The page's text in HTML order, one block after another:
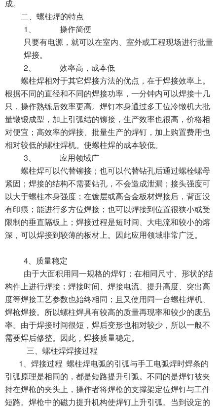
成。
二、螺柱焊的特点
1、
操作简便
只要有电源，就可以在室内、室外或工程现场进行批量
焊接。
2、
效率高，成本低
螺柱焊相对于其它焊接方法的优点，在于焊接效率上。
根据不同的直径和不同的焊接功率，一分钟内可以焊接十几
只，操作熟练后效率更高。焊钉本身通过多工位冷镦机大批
量镦锻成型，加上引弧结的铆接，生产效率也很高，价格相
对便宜；高效率的焊接、批量生产的焊钉，加上购置费用也
相对较低的螺柱焊机。使螺柱焊的成本较低。
3、
应用领域广
螺柱焊可以代替铆接；也可以代替钻孔后通过螺栓螺母
紧固；焊接的结构不需要钻孔，不会造成泄漏；接头强度可
以大于螺柱本身强度；在镀层或高合金板材焊接后，背面没
有印痕；能进行多方位焊接；也可以焊接到位置很狭小或受
限制的垂直隔板上；焊接过程是短时间、大电流和较小的熔
深，可以焊接到较薄的板材上。因此应用领域非常广泛。
4 、质量稳定
由于大面积用同一规格的焊钉；在相同尺寸、形状的结
构件上进行焊接；焊接时间、焊接电流、提升高度、突出高
度等焊接工艺参数也始终相同；且又使用同一台螺柱焊机、
焊枪焊接。所以螺柱焊具有较高的质量再现率和较少的废品
率。由于焊接时间很短，焊后变形也相对较少，所以一般不
需要焊后修整。因此，焊接质量稳定。
三、螺柱焊焊接过程
1 、焊接过程 螺柱焊电弧的引弧与手工电弧焊时焊条的
引弧原理是相同的，都是短路提升引弧。不同的是焊钉被夹
持在焊枪的夹头上，操作者将焊枪的支撑架定位焊钉与工件
短路。焊枪中的磁力提升机构使焊钉上升引弧。当到设定的